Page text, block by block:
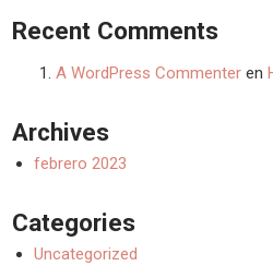
Recent Comments
A WordPress Commenter en
Archives
febrero 2023
Categories
Uncategorized